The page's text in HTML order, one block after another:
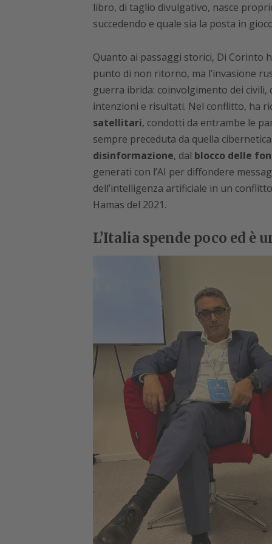
libro, di taglio divulgativo, nasce
succedendo e quale sia la posta in
Quanto ai passaggi storici, Di Corinto
punto di non ritorno, ma l’invasione
guerra ibrida: coinvolgimento dei
intenzioni e risultati. Nel conflitto, ha
satellitari, condotti da entrambe le
sempre preceduta da quella
disinformazione, dal blocco delle
generati con l’AI per diffondere
dell’intelligenza artificiale in un
Hamas del 2021.
L’Italia spende poco ed è